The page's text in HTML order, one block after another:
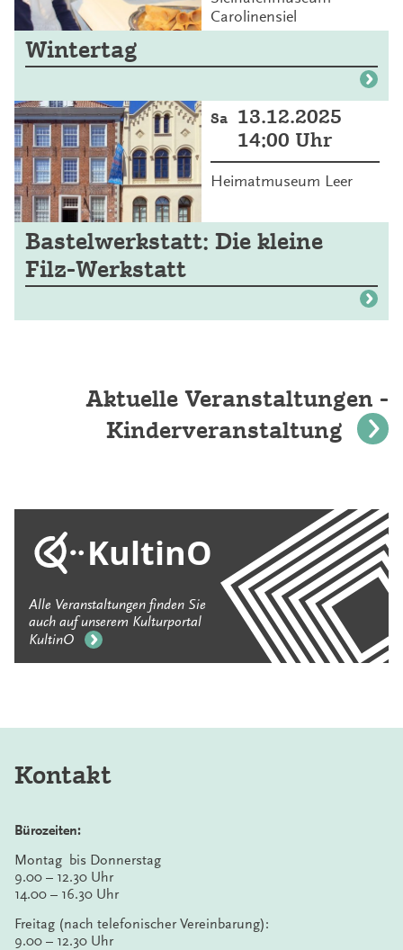
Carolinensiel
Wintertag
Sa
13.12.2025
14:00 Uhr
Heimatmuseum Leer
Bastelwerkstatt: Die kleine
Filz-Werkstatt
Aktuelle Veranstaltungen -
Kinderveranstaltung
KultinO
Alle Veranstaltungen finden Sie
auch auf unserem Kulturportal
KultinO
Kontakt
Bürozeiten:
Montag bis Donnerstag
9.00 – 12.30 Uhr
14.00 – 16.30 Uhr
Freitag (nach telefonischer Vereinbarung):
9.00 – 12.30 Uhr